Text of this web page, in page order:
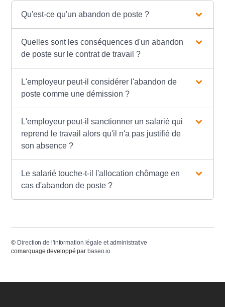
Qu'est-ce qu'un abandon de poste ?
Quelles sont les conséquences d'un abandon
de poste sur le contrat de travail ?
L'employeur peut-il considérer l'abandon de
poste comme une démission ?
L'employeur peut-il sanctionner un salarié qui
reprend le travail alors qu'il n'a pas justifié de
son absence ?
Le salarié touche-t-il l'allocation chômage en
cas d'abandon de poste ?
© Direction de l'information légale et administrative
comarquage developpé par baseo.io